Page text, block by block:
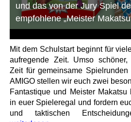
und das von der Jury Spiel
empfohlene „Meister
Mit dem Schulstart beginnt für
aufregende Zeit. Umso
Zeit für gemeinsame
AMIGO stellen wir euch zwei
Fantastique und Meister Makatsu
in euer Spieleregal und fordern
und taktischen